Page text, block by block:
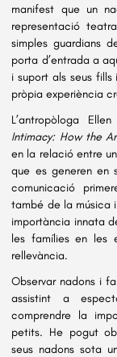
manifest que un
representació
simples guardians
porta d’entrada a
i suport als seus
pròpia experiència
L’antropòloga
Intimacy: How the
en la relació entre
que es generen en
comunicació
també de la música
importància innata
les famílies en les
rellevància.
Observar nadons i
assistint a
comprendre la
petits. He pogut
seus nadons sota